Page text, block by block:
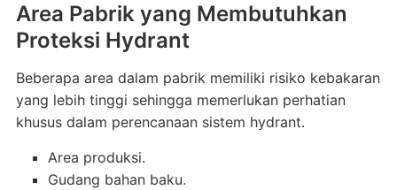
Area Pabrik yang Membutuhkan
Proteksi Hydrant
Beberapa area dalam pabrik memiliki risiko kebakaran
yang lebih tinggi sehingga memerlukan perhatian
khusus dalam perencanaan sistem hydrant.
Area produksi.
Gudang bahan baku.